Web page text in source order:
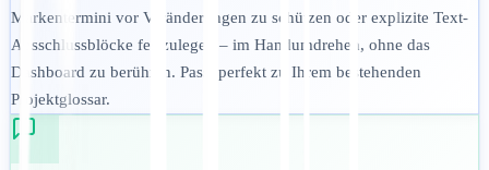
Markentermini vor Veränderungen zu schützen oder explizite Text-
Ausschlussblöcke festzulegen – im Handumdrehen, ohne das
Dashboard zu berühren. Passt perfekt zu Ihrem bestehenden
Projektglossar.